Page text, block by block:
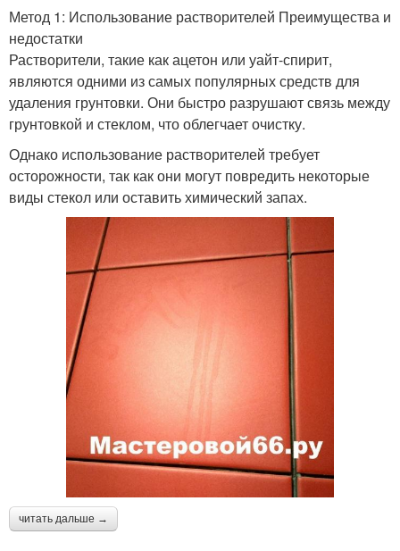
Метод 1: Использование растворителей Преимущества и
недостатки
Растворители, такие как ацетон или уайт-спирит,
являются одними из самых популярных средств для
удаления грунтовки. Они быстро разрушают связь между
грунтовкой и стеклом, что облегчает очистку.
Однако использование растворителей требует
осторожности, так как они могут повредить некоторые
виды стекол или оставить химический запах.
читать дальше →